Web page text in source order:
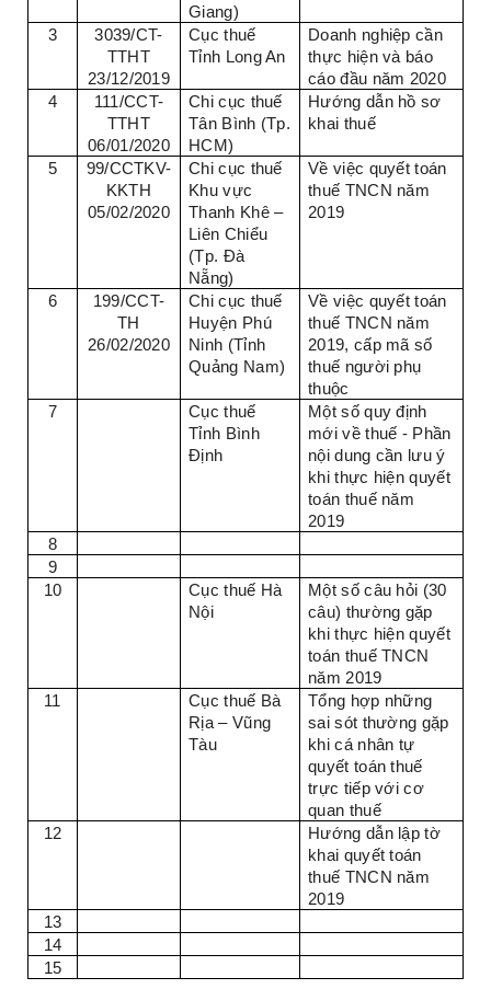
Giang)
3
3039/CT-
TTHT
23/12/2019
Cục thuế
Tỉnh Long An
Doanh nghiệp cần
thực hiện và báo
cáo đầu năm 2020
4
111/CCT-
TTHT
06/01/2020
Chi cục thuế
Tân Bình (Tp.
HCM)
Hướng dẫn hồ sơ
khai thuế
5
99/CCTKV-
KKTH
05/02/2020
Chi cục thuế
Khu vực
Thanh Khê –
Liên Chiểu
(Tp. Đà
Nẵng)
Về việc quyết toán
thuế TNCN năm
2019
6
199/CCT-
TH
26/02/2020
Chi cục thuế
Huyện Phú
Ninh (Tỉnh
Quảng Nam)
Về việc quyết toán
thuế TNCN năm
2019, cấp mã số
thuế người phụ
thuộc
7
Cục thuế
Tỉnh Bình
Định
Một số quy định
mới về thuế - Phần
nội dung cần lưu ý
khi thực hiện quyết
toán thuế năm
2019
8
9
10
Cục thuế Hà
Nội
Một số câu hỏi (30
câu) thường gặp
khi thực hiện quyết
toán thuế TNCN
năm 2019
11
Cục thuế Bà
Rịa – Vũng
Tàu
Tổng hợp những
sai sót thường gặp
khi cá nhân tự
quyết toán thuế
trực tiếp với cơ
quan thuế
12
Hướng dẫn lập tờ
khai quyết toán
thuế TNCN năm
2019
13
14
15